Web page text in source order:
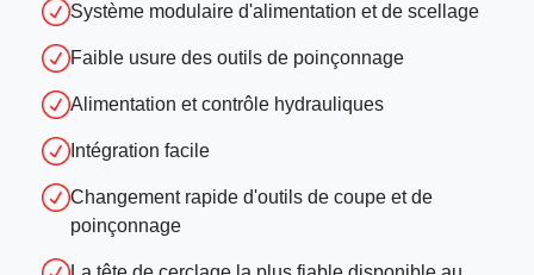
Système modulaire d'alimentation et de scellage
Faible usure des outils de poinçonnage
Alimentation et contrôle hydrauliques
Intégration facile
Changement rapide d'outils de coupe et de
poinçonnage